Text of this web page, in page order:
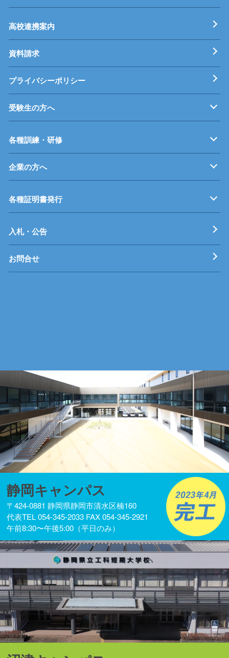
基本理念
校長挨拶
すうじでみる静岡県立工科短期大学校
工科短大評価委員会
高校連携案内
資料請求
プライバシーポリシー
受験生の方へ
募集要項
オープンキャンパス
受験料等
高校連携案内
各種訓練・研修
企業従業員の方へ
再就職を考えている方へ
障がいのある方へ
企業の方へ
事業主推薦について
インターンシップについて
学生の求人について
各種証明書発行
工科短期大学校
技術専門校
ガス溶接技能講習
各種特別教育
入札・公告
お問合せ
静岡キャンパス
〒424-0881 静岡県静岡市清水区楠160
代表TEL 054-345-2033 FAX 054-345-2921
午前8:30〜午後5:00（平日のみ）